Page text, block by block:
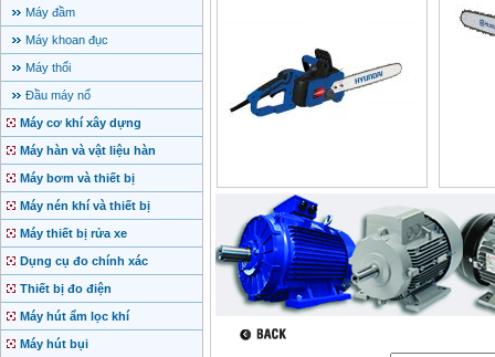
Máy đầm
Máy khoan đục
Máy thổi
Đầu máy nổ
Máy cơ khí xây dựng
Máy hàn và vật liệu hàn
Máy bơm và thiết bị
Máy nén khí và thiết bị
Máy thiết bị rửa xe
Dụng cụ đo chính xác
Thiết bị đo điện
Máy hút ẩm lọc khí
Máy hút bụi